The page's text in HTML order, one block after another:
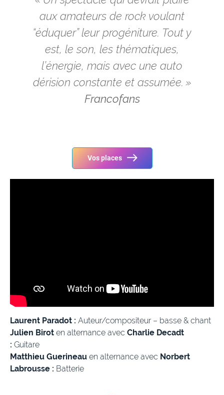
aux amateurs de rock voulant
“éduquer” leur progéniture. Tout y
est, le son, les thématiques,
l’énergie, mais avec une auto
dérision constante et assumée. »
Francofans
Vos places
Laurent Paradot : Auteur/compositeur – basse & chant
Julien Birot en alternance avec Charlie Decadt
: Guitare
Matthieu Guerineau en alternance avec Norbert
Labrousse : Batterie